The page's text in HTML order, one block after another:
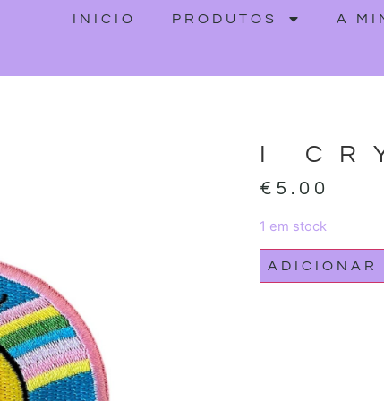
INICIO PRODUTOS A
I
€ 5.00
1 em stock
ADICIONAR